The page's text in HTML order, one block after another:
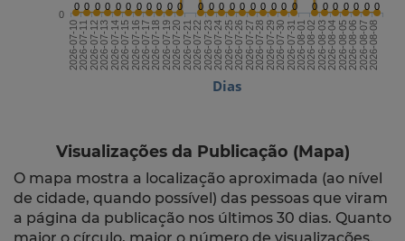
Dias
0 0 0 0 0 0 0 0 0 0 0 0 0 0 0 0 0 0 0 0 0 0 0 0 0 0 0 0
2026-07-102026-07-112026-07-122026-07-132026-07-142026-07-152026-07-162026-07-172026-07-182026-07-192026-07-202026-07-212026-07-222026-07-232026-07-242026-07-252026-07-262026-07-272026-07-282026-07-292026-07-302026-07-312026-08-012026-08-022026-08-032026-08-042026-08-052026-08-062026-08-072026-08-08
0
Visualizações da Publicação (Mapa)
O mapa mostra a localização aproximada (ao nível
de cidade, quando possível) das pessoas que viram
a página da publicação nos últimos 30 dias. Quanto